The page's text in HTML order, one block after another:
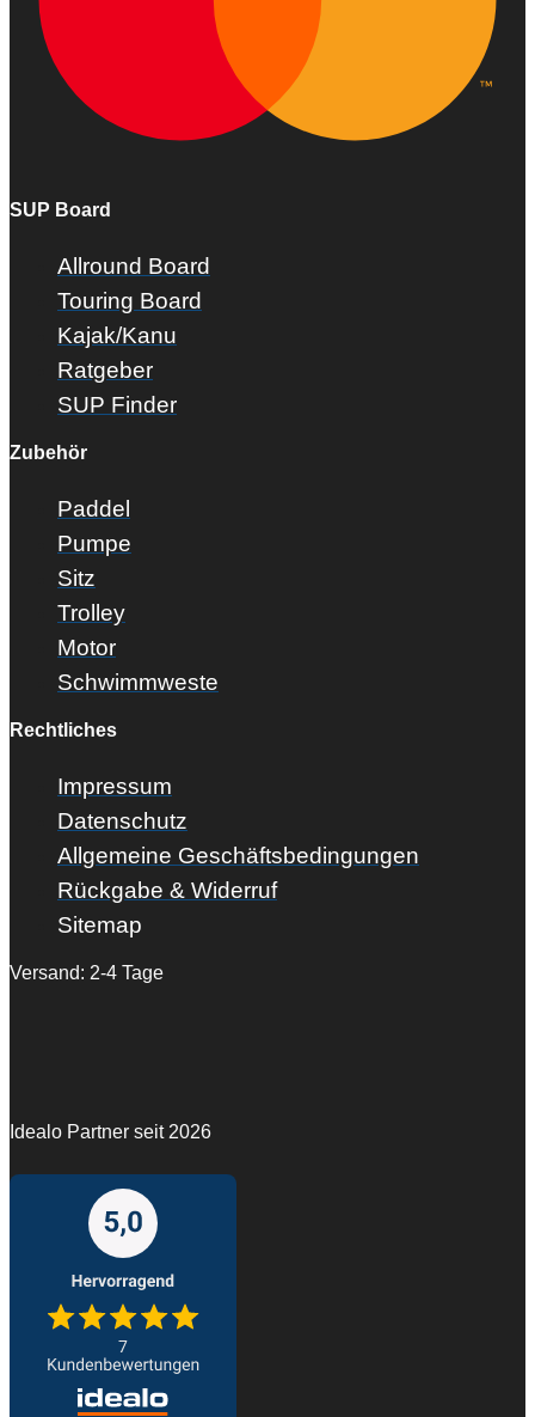
SUP Board
Allround Board
Touring Board
Kajak/Kanu
Ratgeber
SUP Finder
Zubehör
Paddel
Pumpe
Sitz
Trolley
Motor
Schwimmweste
Rechtliches
Impressum
Datenschutz
Allgemeine Geschäftsbedingungen
Rückgabe & Widerruf
Sitemap
Versand: 2-4 Tage
Idealo Partner seit 2026